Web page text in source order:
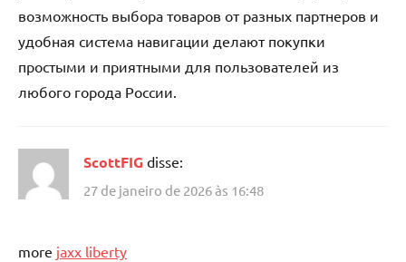
возможность выбора товаров от разных партнеров и
удобная система навигации делают покупки
простыми и приятными для пользователей из
любого города России.
ScottFIG disse:
27 de janeiro de 2026 às 16:48
more jaxx liberty